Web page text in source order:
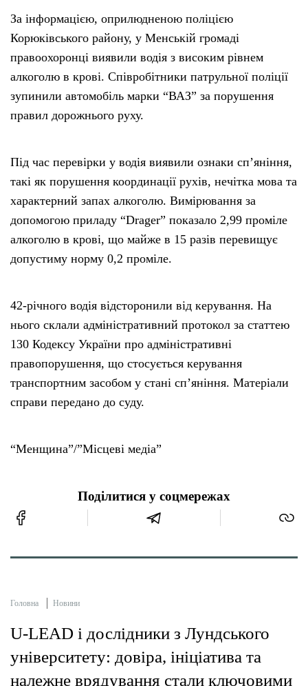
За інформацією, оприлюдненою поліцією
Корюківського району, у Менській громаді
правоохоронці виявили водія з високим рівнем
алкоголю в крові. Співробітники патрульної поліції
зупинили автомобіль марки “ВАЗ” за порушення
правил дорожнього руху.
Під час перевірки у водія виявили ознаки сп’яніння,
такі як порушення координації рухів, нечітка мова та
характерний запах алкоголю. Вимірювання за
допомогою приладу “Drager” показало 2,99 проміле
алкоголю в крові, що майже в 15 разів перевищує
допустиму норму 0,2 проміле.
42-річного водія відсторонили від керування. На
нього склали адміністративний протокол за статтею
130 Кодексу України про адміністративні
правопорушення, що стосується керування
транспортним засобом у стані сп’яніння. Матеріали
справи передано до суду.
“Менщина”/”Місцеві медіа”
Поділитися у соцмережах
Головна Новини
U-LEAD і дослідники з Лундського
університету: довіра, ініціатива та
належне врядування стали ключовими